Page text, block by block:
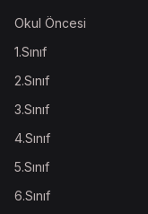
Okul Öncesi
1.Sınıf
2.Sınıf
3.Sınıf
4.Sınıf
5.Sınıf
6.Sınıf